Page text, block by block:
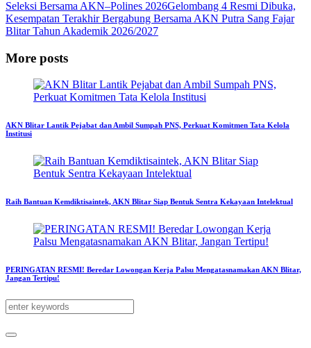
Seleksi Bersama AKN–Polines 2026Gelombang 4 Resmi Dibuka,
Kesempatan Terakhir Bergabung Bersama AKN Putra Sang Fajar
Blitar Tahun Akademik 2026/2027
More posts
AKN Blitar Lantik Pejabat dan Ambil Sumpah PNS, Perkuat Komitmen Tata Kelola
Institusi
Raih Bantuan Kemdiktisaintek, AKN Blitar Siap Bentuk Sentra Kekayaan Intelektual
PERINGATAN RESMI! Beredar Lowongan Kerja Palsu Mengatasnamakan AKN Blitar,
Jangan Tertipu!